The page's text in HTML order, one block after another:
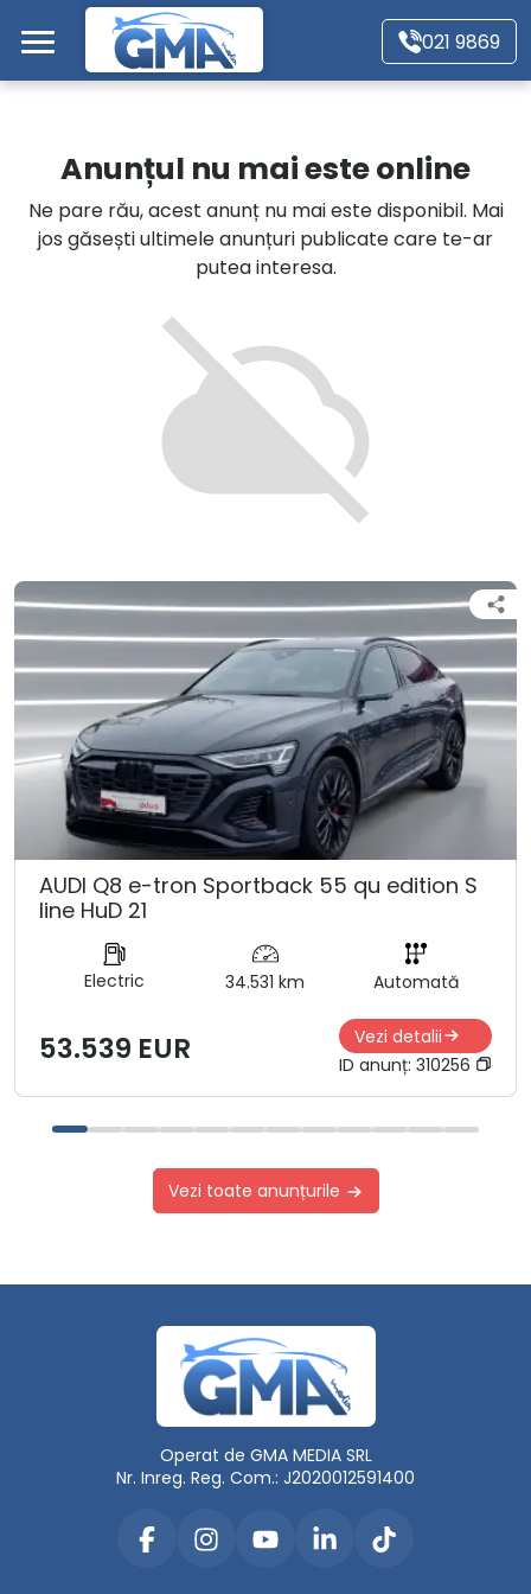
Mergi direct la conținutul principal
021 9869
Autoturisme
Motociclete
Autoutilitare
Alte tipuri vehicule
Anunțul nu mai este online
Ne pare rău, acest anunț nu mai este disponibil. Mai
jos găsești ultimele anunțuri publicate care te-ar
putea interesa.
AUDI Q8 e-tron Sportback 55 qu edition S
line HuD 21
Electric 34.531 km Automată
53.539 EUR
Vezi detalii
ID anunț: 310256
Vezi toate anunțurile
Operat de GMA MEDIA SRL
Nr. Inreg. Reg. Com.: J2020012591400